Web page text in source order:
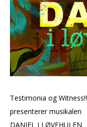
Testimonia og Witness!!
presenterer musikalen
DANIEL I LØVEHULEN